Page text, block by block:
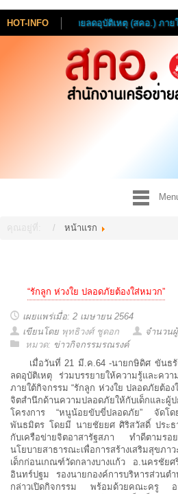
HOT-INFO
สำนักงานเครือข่ายลดอุบัติเหตุ (สคอ.) ภายใ
คุณอยู่ที่: หน้าแรก
“รักลูก ห่วงใย ปลอดภัยต้องใส่หมวก”
เผยแพร่เมื่อ: 2 เมษายน 2564
เขียนโดย พุทธิวงศ์ ชูดอก
จำนวน
หมวด: ข่าวกิจกรรมรณรงค์
เมื่อวันที่ 21 มี.ค.64 -นายกษิดิศ ขันธรัต
ลดอุบัติเหตุ ร่วมบรรยายให้ความรู้และคว
ภายใต้กิจกรรม “รักลูก ห่วงใย ปลอดภัยต้อ
จิตสำนึกด้านความปลอดภัยให้กับเด็กและผู้
โครงการ “หนูน้อยขับขี่ปลอดภัย” จัดโด
พันธมิตร โดยมี นายชัยยศ ศิริสวัสดิ์ ประธ
กับเครือข่ายจิตอาสารัฐสภา ทำดีตามร
นโยบายสาธารณะเพื่อการสร้างเสริมสุขภ
เด็กก่อนเกณฑ์วัดกลางบางแก้ว อ.นครชั
อินทร์ปฐม รองนายกองค์การบริหารส่วนต
กล่าวเปิดกิจกรรม พร้อมด้วยคณะครู อ